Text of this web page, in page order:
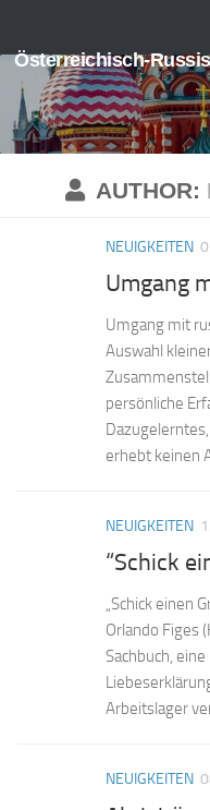
Österreichisch-
AUTHOR:
NEUIGKEITEN
Umgang
Umgang mit
Auswahl
persönliche
erhebt keinen
NEUIGKEITEN
“Schick
„Schick einen
Orlando Figes
Sachbuch,
Arbeitslager
NEUIGKEITEN